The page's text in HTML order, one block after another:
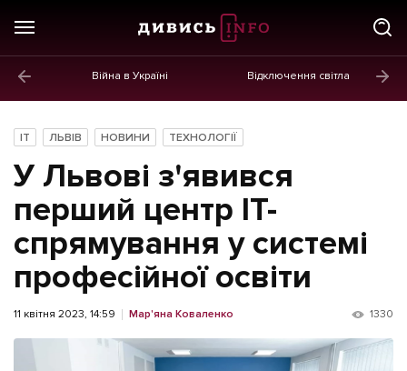
Війна в Україні Відключення світла
Новини
Політика
Економіка
Бізнес
Життя
Культура
Афіша
IT ЛЬВІВ НОВИНИ ТЕХНОЛОГІЇ
У Львові з'явився
перший центр IT-
спрямування у системі
професійної освіти
11 квітня 2023, 14:59 Мар'яна Коваленко 1330